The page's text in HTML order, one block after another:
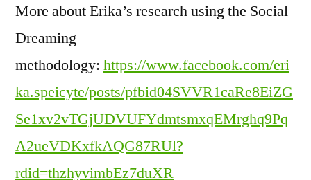
More about Erika’s research using the Social
Dreaming
methodology: https://www.facebook.com/eri
ka.speicyte/posts/pfbid04SVVR1caRe8EiZG
Se1xv2vTGjUDVUFYdmtsmxqEMrghq9Pq
A2ueVDKxfkAQG87RUl?
rdid=thzhyvimbEz7duXR